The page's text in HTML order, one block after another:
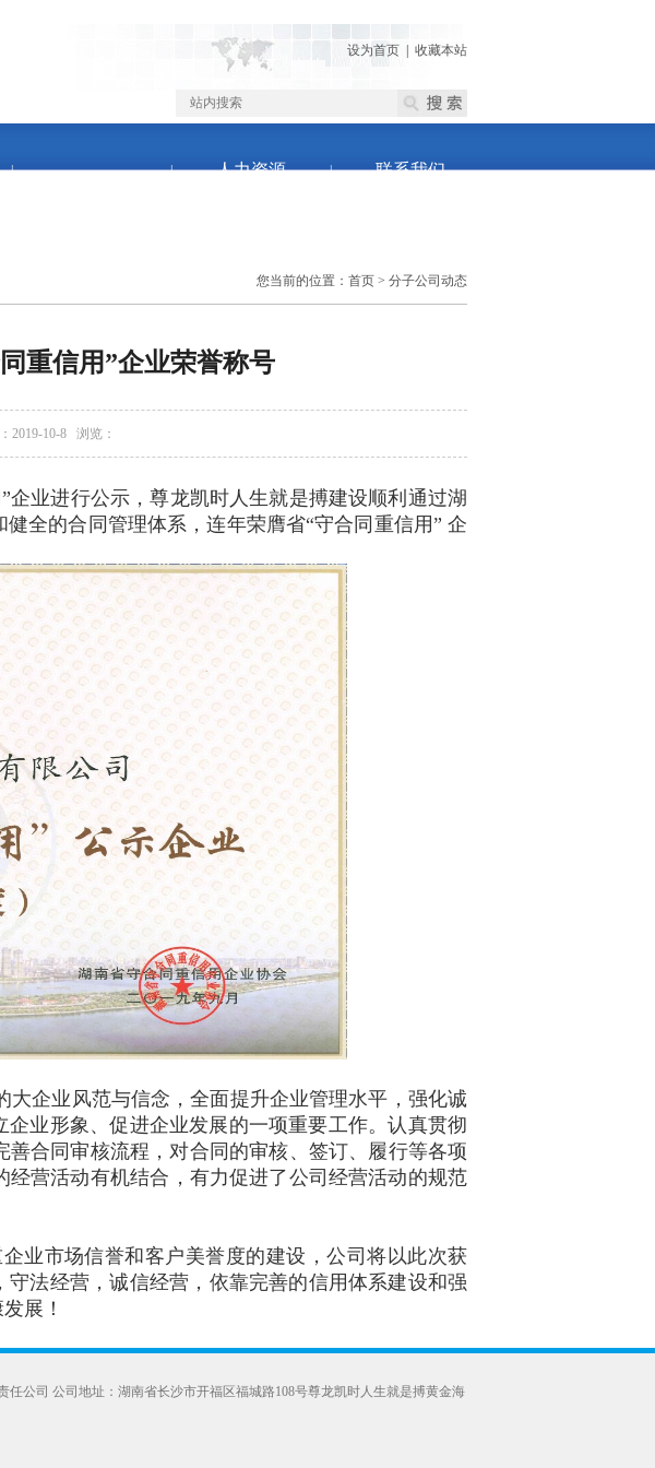
设为首页 收藏本站
| | 人力资源 | 联系我们
您当前的位置： 首页 > 分子公司动态
重信用”企业荣誉称号
：2019-10-8 浏览 ：
业进行公示，尊龙凯时人生就是搏建设顺利通过湖
健全的合同管理体系 ，连年荣膺省“守合同重信用” 企
业风范与信念，全面提升企业管理水平 ，强化诚
业形象、促进企业发展的一项重要工作 。认真贯彻
合同审核流程 ，对合同的审核、签订、履行等各项
营活动有机结合，有力促进了公司经营活动的规范
市场信誉和客户美誉度的建设，公司将以此次获
法经营，诚信经营 ，依靠完善的信用体系建设和强
！
公司 公司地址：湖南省长沙市开福区福城路108号尊龙凯时人生就是搏黄金海